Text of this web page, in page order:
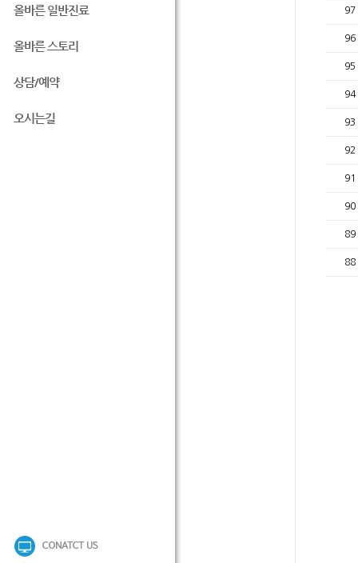
올바른 일반진료
올바른 스토리
상담/예약
오시는길
97
96
95
94
93
92
91
90
89
88